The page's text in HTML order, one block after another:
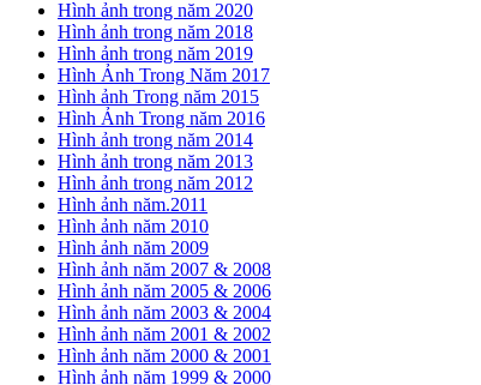
Hình ảnh trong năm 2020
Hình ảnh trong năm 2018
Hình ảnh trong năm 2019
Hình Ảnh Trong Năm 2017
Hình ảnh Trong năm 2015
Hình Ảnh Trong năm 2016
Hình ảnh trong năm 2014
Hình ảnh trong năm 2013
Hình ảnh trong năm 2012
Hình ảnh năm.2011
Hình ảnh năm 2010
Hình ảnh năm 2009
Hình ảnh năm 2007 & 2008
Hình ảnh năm 2005 & 2006
Hình ảnh năm 2003 & 2004
Hình ảnh năm 2001 & 2002
Hình ảnh năm 2000 & 2001
Hình ảnh năm 1999 & 2000